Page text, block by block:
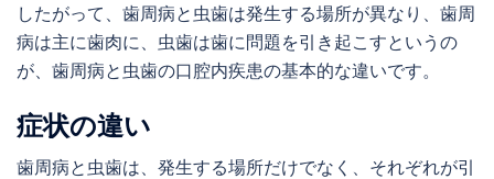
したがって、歯周病と虫歯は発生する場所が異なり、歯周
病は主に歯肉に、虫歯は歯に問題を引き起こすというの
が、歯周病と虫歯の口腔内疾患の基本的な違いです。
症状の違い
歯周病と虫歯は、発生する場所だけでなく、それぞれが引